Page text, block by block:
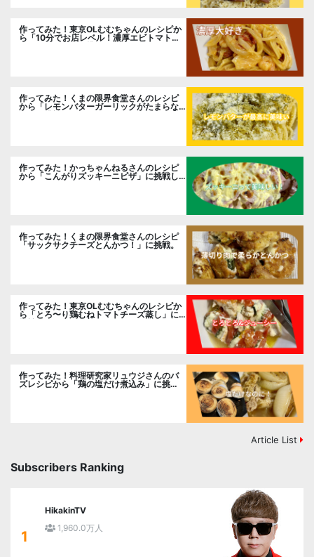
作ってみた！東京OLむむちゃんのレシピか
ら「10分でお店レベル！濃厚エビトマトク
リームパスタ」に挑戦
作ってみた！くまの限界食堂さんのレシピ
から「レモンバターガーリックがたまらな
作ってみた！かっちゃんねるさんのレシピ
から「こんがりズッキーニピザ」に挑戦し
作ってみた！くまの限界食堂さんのレシピ
「サックサクチーズとんかつ！」に挑戦。
作ってみた！東京OLむむちゃんのレシピか
ら「とろ〜り鶏むねトマトチーズ蒸し」に
作ってみた！料理研究家リュウジさんのバ
ズレシピから「鶏の塩だけ煮込み」に挑
戦。
Article List
Subscribers Ranking
1
HikakinTV
1,960.0万人